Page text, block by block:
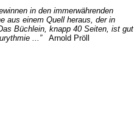
in den immerwährenden
aus einem Quell heraus, der in
Büchlein, knapp 40 Seiten, ist gut
...”Arnold Pröll